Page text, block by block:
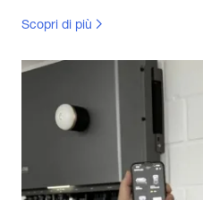
Scopri di più